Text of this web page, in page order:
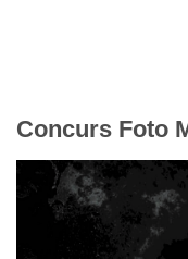
Concurs Foto